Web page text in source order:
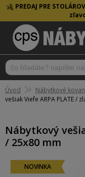
PREDAJ PRE
Úvod Nábytkové
vešiak Viefe ARPA PLATE /
Nábytkový
/ 25x80 mm
NOVINKA